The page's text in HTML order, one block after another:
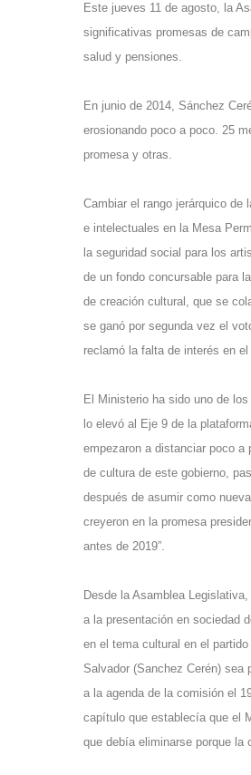
Este jueves 11 de agosto, la
significativas promesas de
salud y pensiones.
En junio de 2014, Sánchez
erosionando poco a poco. 25
promesa y otras.
Cambiar el rango jerárquico
e intelectuales en la Mesa
la seguridad social para los
de un fondo concursable para
de creación cultural, que se
se ganó por segunda vez el
reclamó la falta de interés en
El Ministerio ha sido uno de
lo elevó al Eje 9 de la
empezaron a distanciar poco a
de cultura de este gobierno,
después de asumir como
creyeron en la promesa
antes de 2019”.
Desde la Asamblea
a la presentación en sociedad
en el tema cultural en el
Salvador (Sanchez Cerén) sea
a la agenda de la comisión el
capítulo que establecía que el
que debía eliminarse porque la